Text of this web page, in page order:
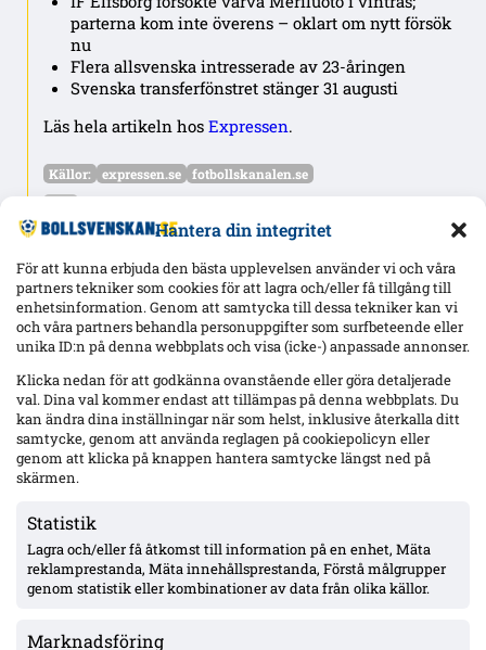
Hantera din integritet
För att kunna erbjuda den bästa upplevelsen använder vi och våra
partners tekniker som cookies för att lagra och/eller få tillgång till
enhetsinformation. Genom att samtycka till dessa tekniker kan vi
och våra partners behandla personuppgifter som surfbeteende eller
unika ID:n på denna webbplats och visa (icke-) anpassade annonser.
Klicka nedan för att godkänna ovanstående eller göra detaljerade
val. Dina val kommer endast att tillämpas på denna webbplats. Du
kan ändra dina inställningar när som helst, inklusive återkalla ditt
samtycke, genom att använda reglagen på cookiepolicyn eller
genom att klicka på knappen hantera samtycke längst ned på
skärmen.
Statistik
Lagra och/eller få åtkomst till information på en enhet, Mäta
reklamprestanda, Mäta innehållsprestanda, Förstå målgrupper
genom statistik eller kombinationer av data från olika källor.
Marknadsföring
parterna kom inte överens – oklart om nytt försök
nu
Flera allsvenska intresserade av 23-åringen
Svenska transferfönstret stänger 31 augusti
Läs hela artikeln hos Expressen.
Källor: expressen.se fotbollskanalen.se
aug 8, 2026 kl. 23:47 Kopiera länk
Ayari tvåmålsskytt när Brighton slog AS Roma
3–0 – PL-start 23/8, Conference League-
playoff 20/8
Yasin Ayari gjorde två mål i Brightons 3–0-seger mot AS
Roma i en träningsmatch på Amex Stadium, enligt
Fotbollskanalen.
Tvåmålsskytt: en mål på vardera sida halvtid efter
påfyll i straffområdet
Premier League-premiär 23 augusti – Aston Villa
hemma
Conference League-playoff: första mötet 20 augusti,
motstånd ej fastställt
flytten från AIK vintern 2023